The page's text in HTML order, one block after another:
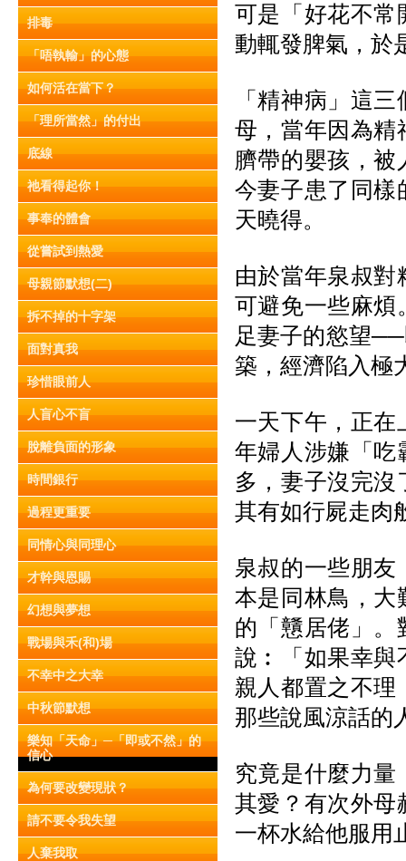
排毒
「唔執輸」的心態
如何活在當下？
「理所當然」的付出
底線
祂看得起你！
事奉的體會
從嘗試到熱愛
母親節默想(二)
拆不掉的十字架
面對真我
珍惜眼前人
人盲心不盲
脫離負面的形象
時間銀行
過程更重要
同情心與同理心
才幹與恩賜
幻想與夢想
戰場與禾(和)場
不幸中之大幸
中秋節默想
樂知「天命」─「即或不然」的
信心
為何要改變現狀？
請不要令我失望
人棄我取
可是「好花不常
動輒發脾氣，於
「精神病」這
母，當年因為精
臍帶的嬰孩，
今妻子患了同樣
天曉得。
由於當年泉叔
可避免一些麻煩
足妻子的慾望
築，經濟陷入極
一天下午，正在
年婦人涉嫌「吃
多，妻子沒完
其有如行屍走肉
泉叔的一些朋友
本是同林鳥，大
的「戇居佬」。
說︰「如果幸與
親人都置之不理
那些說風涼話的
究竟是什麼力
其愛？有次外母
一杯水給他服用